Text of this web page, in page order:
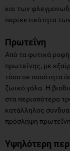
Πρωτεΐνη
Από τα φυτικά
τόσο σε ποσότητα
ζωικό γάλα. Η
στα περισσότερα
κατάλληλος
πρόσληψη
Υψηλότερη
τα ζωικά
Tα ροφήματα από
υδατάνθρακες, σε